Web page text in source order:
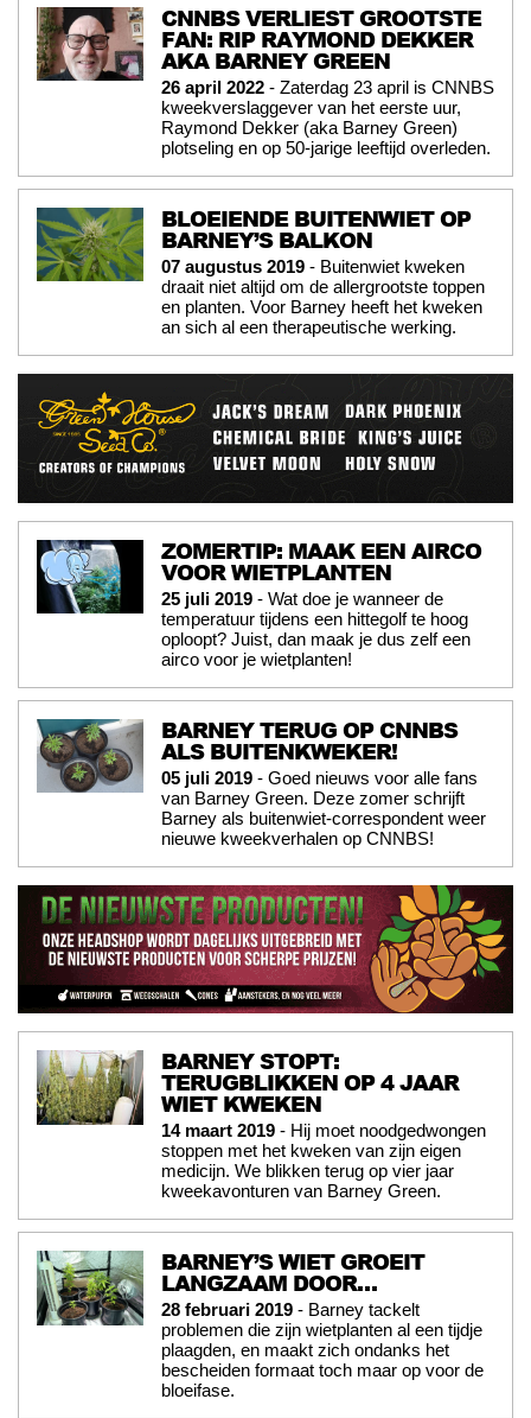
CNNBS VERLIEST GROOTSTE
FAN: RIP RAYMOND DEKKER
AKA BARNEY GREEN
26 april 2022 - Zaterdag 23 april is CNNBS
kweekverslaggever van het eerste uur,
Raymond Dekker (aka Barney Green)
plotseling en op 50-jarige leeftijd overleden.
BLOEIENDE BUITENWIET OP
BARNEY’S BALKON
07 augustus 2019 - Buitenwiet kweken
draait niet altijd om de allergrootste toppen
en planten. Voor Barney heeft het kweken
an sich al een therapeutische werking.
ZOMERTIP: MAAK EEN AIRCO
VOOR WIETPLANTEN
25 juli 2019 - Wat doe je wanneer de
temperatuur tijdens een hittegolf te hoog
oploopt? Juist, dan maak je dus zelf een
airco voor je wietplanten!
BARNEY TERUG OP CNNBS
ALS BUITENKWEKER!
05 juli 2019 - Goed nieuws voor alle fans
van Barney Green. Deze zomer schrijft
Barney als buitenwiet-correspondent weer
nieuwe kweekverhalen op CNNBS!
BARNEY STOPT:
TERUGBLIKKEN OP 4 JAAR
WIET KWEKEN
14 maart 2019 - Hij moet noodgedwongen
stoppen met het kweken van zijn eigen
medicijn. We blikken terug op vier jaar
kweekavonturen van Barney Green.
BARNEY’S WIET GROEIT
LANGZAAM DOOR…
28 februari 2019 - Barney tackelt
problemen die zijn wietplanten al een tijdje
plaagden, en maakt zich ondanks het
bescheiden formaat toch maar op voor de
bloeifase.